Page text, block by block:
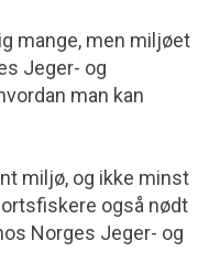
mange, men miljøet
Jeger- og
man kan
miljø, og ikke minst
også nødt
Norges Jeger- og